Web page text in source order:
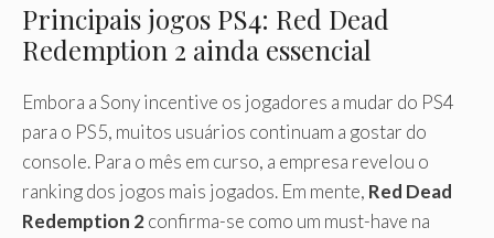
Principais jogos PS4: Red Dead
Redemption 2 ainda essencial
Embora a Sony incentive os jogadores a mudar do PS4
para o PS5, muitos usuários continuam a gostar do
console. Para o mês em curso, a empresa revelou o
ranking dos jogos mais jogados. Em mente, Red Dead
Redemption 2confirma-se como um must-have na